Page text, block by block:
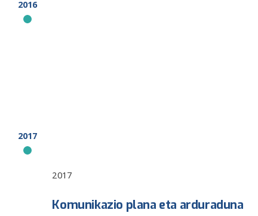
2016
2017
2017
Komunikazio plana eta arduraduna